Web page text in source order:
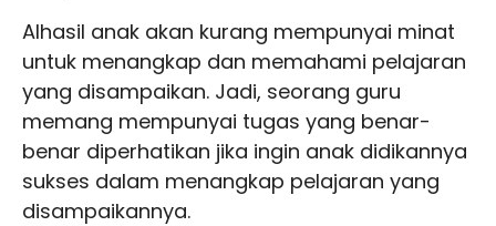
Alhasil anak akan kurang mempunyai minat
untuk menangkap dan memahami pelajaran
yang disampaikan. Jadi, seorang guru
memang mempunyai tugas yang benar-
benar diperhatikan jika ingin anak didikannya
sukses dalam menangkap pelajaran yang
disampaikannya.